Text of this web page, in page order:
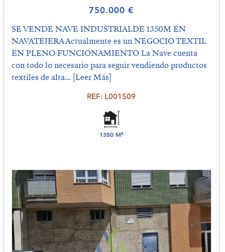
750.000 €
SE VENDE NAVE INDUSTRIALDE 1350M EN
NAVATEJERA Actualmente es un NEGOCIO TEXTIL
EN PLENO FUNCIONAMIENTO La Nave cuenta
con todo lo necesario para seguir vendiendo productos
textiles de alta... [Leer Más]
REF: L001509
1350 M²